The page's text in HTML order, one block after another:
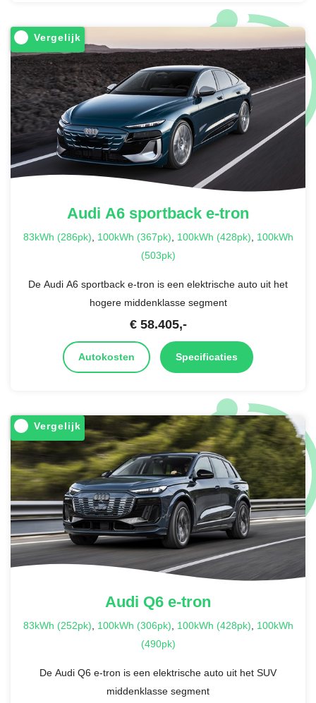
Vergelijk
Audi A6 sportback e-tron
83kWh (286pk), 100kWh (367pk), 100kWh (428pk), 100kWh
(503pk)
De Audi A6 sportback e-tron is een elektrische auto uit het
hogere middenklasse segment
€ 58.405,-
Autokosten Specificaties
Vergelijk
Audi Q6 e-tron
83kWh (252pk), 100kWh (306pk), 100kWh (428pk), 100kWh
(490pk)
De Audi Q6 e-tron is een elektrische auto uit het SUV
middenklasse segment